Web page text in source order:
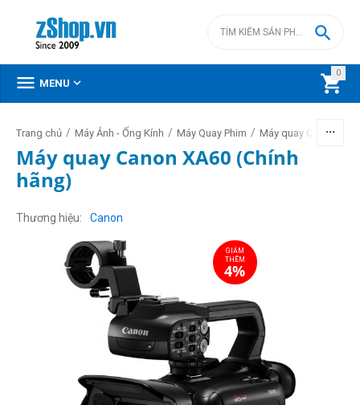
0


 MENU 
Trang chủ / Máy Ảnh - Ống Kính / Máy Quay Phim / Máy quay Canon
Máy quay Canon XA60 (Chính
hãng)
Thương hiệu Canon